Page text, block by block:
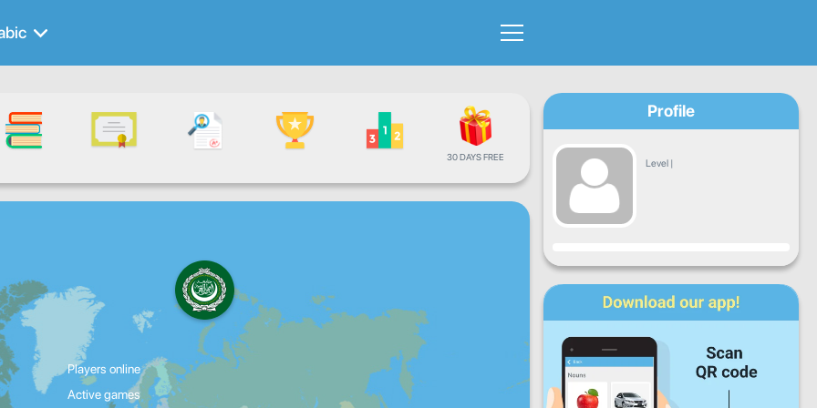
30 DAYS FREE
Players online
Active games
Profile
Level |
Progress
Mon Wed Thu